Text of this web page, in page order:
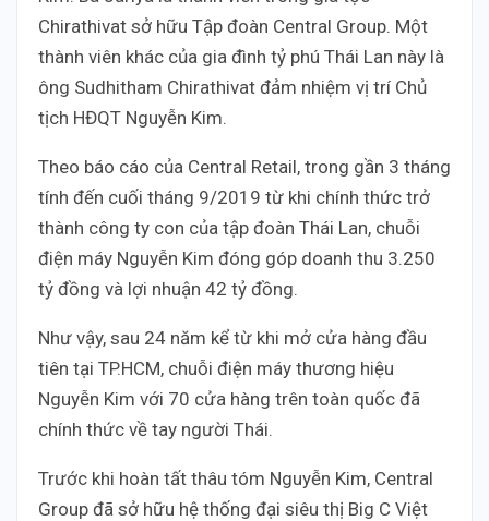
Chirathivat sở hữu Tập đoàn Central Group. Một
thành viên khác của gia đình tỷ phú Thái Lan này là
ông Sudhitham Chirathivat đảm nhiệm vị trí Chủ
tịch HĐQT Nguyễn Kim.
Theo báo cáo của Central Retail, trong gần 3 tháng
tính đến cuối tháng 9/2019 từ khi chính thức trở
thành công ty con của tập đoàn Thái Lan, chuỗi
điện máy Nguyễn Kim đóng góp doanh thu 3.250
tỷ đồng và lợi nhuận 42 tỷ đồng.
Như vậy, sau 24 năm kể từ khi mở cửa hàng đầu
tiên tại TP.HCM, chuỗi điện máy thương hiệu
Nguyễn Kim với 70 cửa hàng trên toàn quốc đã
chính thức về tay người Thái.
Trước khi hoàn tất thâu tóm Nguyễn Kim, Central
Group đã sở hữu hệ thống đại siêu thị Big C Việt